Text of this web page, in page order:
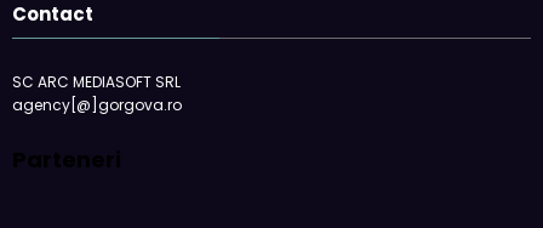
Contact
SC ARC MEDIASOFT SRL
agency[@]gorgova.ro
Parteneri